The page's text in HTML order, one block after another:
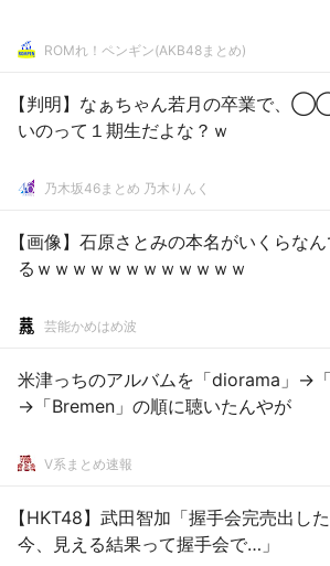
ROMれ！ペンギン(AKB48まとめ)
【判明】なぁちゃん若月の卒業で、
いのって１期生だよな？ｗ
乃木坂46まとめ 乃木りんく
【画像】石原さとみの本名がいくらな
るｗｗｗｗｗｗｗｗｗｗｗｗ
芸能かめはめ波
米津っちのアルバムを「diorama」→「
→「Bremen」の順に聴いたんやが
V系まとめ速報
【HKT48】武田智加「握手会完売出し
今、見える結果って握手会で…」